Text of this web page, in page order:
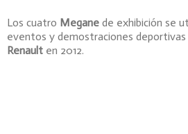
Los cuatro Megane de exhibición se
eventos y demostraciones deportivas
Renault en 2012.